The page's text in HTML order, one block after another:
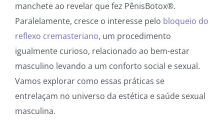
manchete ao revelar que fez PênisBotox®.
Paralelamente, cresce o interesse pelo bloqueio do
reflexo cremasteriano, um procedimento
igualmente curioso, relacionado ao bem-estar
masculino levando a um conforto social e sexual.
Vamos explorar como essas práticas se
entrelaçam no universo da estética e saúde sexual
masculina.